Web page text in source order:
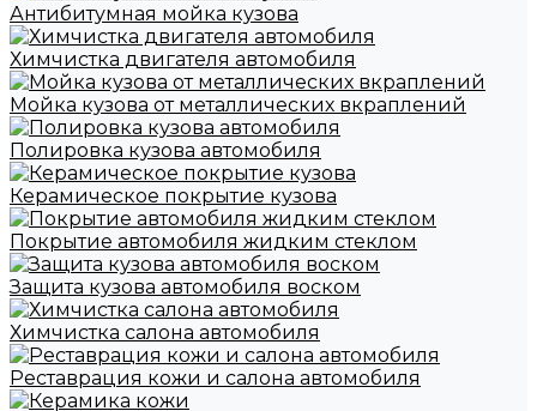
Антибитумная мойка кузова
Химчистка двигателя автомобиля
Мойка кузова от металлических вкраплений
Полировка кузова автомобиля
Керамическое покрытие кузова
Покрытие автомобиля жидким стеклом
Защита кузова автомобиля воском
Химчистка салона автомобиля
Реставрация кожи и салона автомобиля